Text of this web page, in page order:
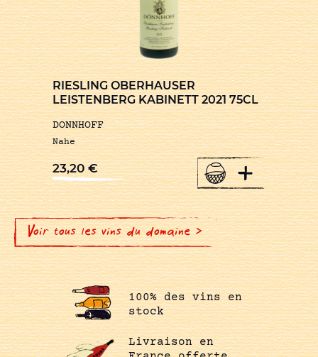
RIESLING OBERHAUSER
LEISTENBERG KABINETT 2021 75CL
DONNHOFF
Nahe
23,20€ +
Voir tous les vins du domaine >
100% des vins en
stock
Livraison en